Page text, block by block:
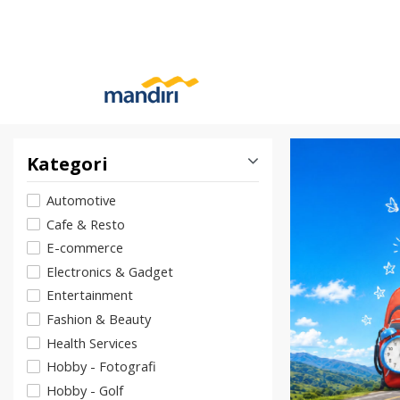
Kategori
Automotive
Cafe & Resto
E-commerce
Electronics & Gadget
Entertainment
Fashion & Beauty
Health Services
Hobby - Fotografi
Hobby - Golf